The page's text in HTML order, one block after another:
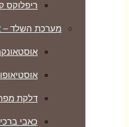
ריפלוקס
מערכת השלד –
דלקת
כאבי